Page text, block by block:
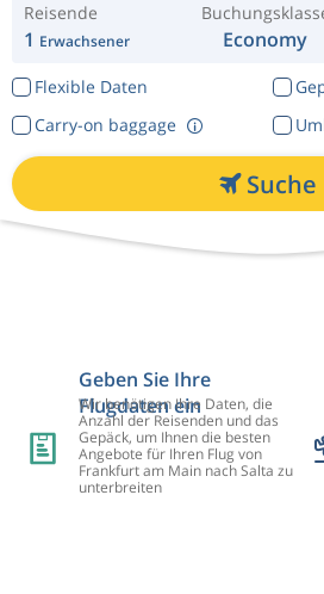
Reisende
1 Erwachsener Economy
Flexible Daten
Carry-on baggage
Suche
Geben Sie Ihre
Flugdaten ein
Wir benötigen Ihre Daten, die
Anzahl der Reisenden und das
Gepäck, um Ihnen die besten
Angebote für Ihren Flug von
Frankfurt am Main nach Salta zu
unterbreiten